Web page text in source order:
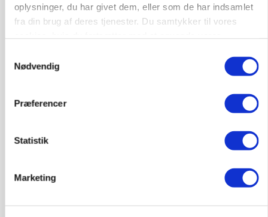
oplysninger, du har givet dem, eller som de har indsamlet
fra din brug af deres tjenester. Du samtykker til vores
Nødvendig
Præferencer
Statistik
Marketing
Klimastald